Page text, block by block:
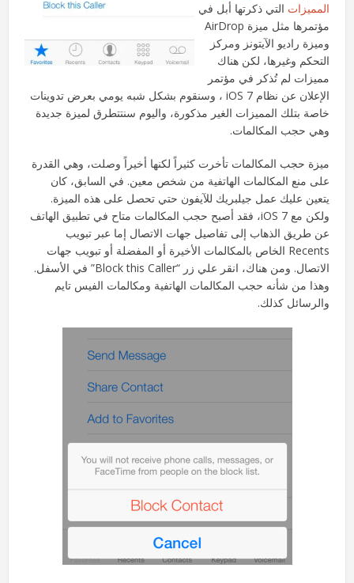
المميزات التي ذكرتها أبل في
مؤتمرها مثل ميزة AirDrop
وميزة راديو الآيتونز ومركز
التحكم وغيرها، لكن هناك
مميزات لم تُذكر في مؤتمر
الإعلان عن نظام iOS 7 ، وسنقوم بشكل شبه يومي بعرض تدوينات
خاصة بتلك المميزات الغير مذكورة، واليوم سنتتطرق لميزة جديدة
وهي حجب المكالمات.
ميزة حجب المكالمات تأخرت كثيراً لكنها أخيراً وصلت، وهي القدرة
على منع المكالمات الهاتفية من شخص معين. في السابق، كان
يتعين عليك عمل جيلبريك للآيفون حتي تحصل على هذه الميزة.
ولكن مع iOS 7، فقد أصبح حجب المكالمات متاح في تطبيق الهاتف
عن طريق الذهاب إلى تفاصيل جهات الاتصال إما عبر تبويب
Recents الخاص بالمكالمات الأخيرة أو المفضلة أو تبويب جهات
الاتصال. ومن هناك، انقر علي زر “Block this Caller” في الأسفل.
وهذا من شأنه حجب المكالمات الهاتفية ومكالمات الفيس تايم
والرسائل كذلك.